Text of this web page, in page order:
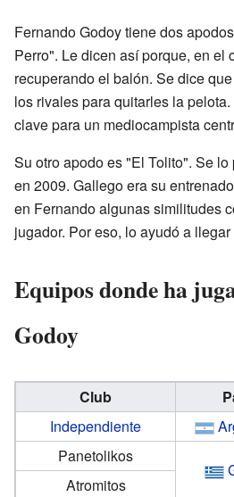
Fernando Godoy tiene dos
Perro". Le dicen así porque, en el
recuperando el balón. Se dice
los rivales para quitarles la
clave para un mediocampista
Su otro apodo es "El Tolito". Se
en 2009. Gallego era su
en Fernando algunas similitudes
jugador. Por eso, lo ayudó a
Equipos donde ha
Godoy
Club
Independiente
Panetolikos
Atromitos